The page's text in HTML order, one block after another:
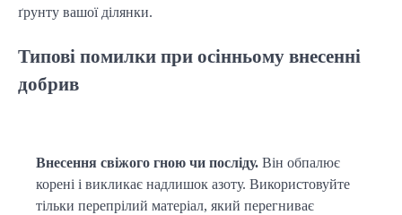
ґрунту вашої ділянки.
Типові помилки при осінньому внесенні
добрив
Внесення свіжого гною чи посліду. Він обпалює
корені і викликає надлишок азоту. Використовуйте
тільки перепрілий матеріал, який перегниває